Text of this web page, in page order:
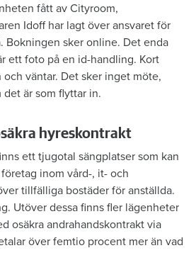
fått av Cityroom,
Idoff har lagt över ansvaret för
Bokningen sker online. Det enda
ett foto på en id-handling. Kort
väntar. Det sker inget möte,
är som flyttar in.
hyreskontrakt
ett tjugotal sängplatser som kan
inom vård-, it- och
tillfälliga bostäder för anställda.
Utöver dessa finns fler lägenheter
osäkra andrahandskontrakt via
över femtio procent mer än vad